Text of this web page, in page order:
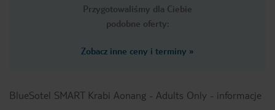
Przygotowaliśmy dla Ciebie
podobne oferty:
Zobacz inne ceny i terminy »
BlueSotel SMART Krabi Aonang - Adults Only - informacje